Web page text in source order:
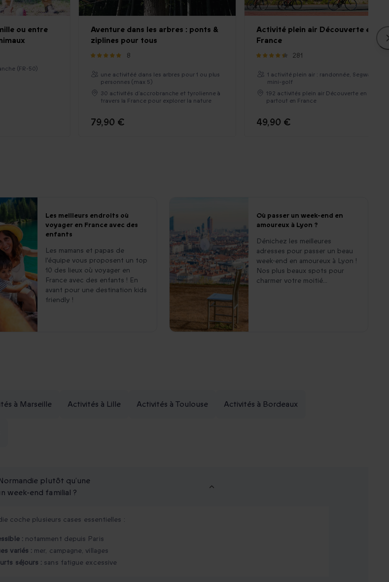
ou entre
(FR-50)
Aventure dans les arbres : ponts &
ziplines pour tous
8
une activitéé dans les arbres pour 1 ou plus
personnes (max 5)
30 activités d’accrobranche et tyrolienne à
travers la France pour explorer la nature
79,90 €
Activité plein air Découverte en
France
281
1 activité plein air : randonnée, Segway,
mini-golf
192 activités plein air Découverte en famille
partout en France
49,90 €
Les meilleurs endroits où
voyager en France avec des
enfants
Les mamans et papas de
l'équipe vous proposent un top
10 des lieux où voyager en
France avec des enfants ! En
avant pour une destination kids
friendly !
Où passer un week-end en
amoureux à Lyon ?
Dénichez les meilleures
adresses pour passer un beau
week-end en amoureux à Lyon !
Nos plus beaux spots pour
charmer votre moitié...
à Marseille Activités à Lille Activités à Toulouse Activités à Bordeaux
plutôt qu’une
week-end familial ?
coche plusieurs cases essentielles :
:notamment depuis Paris
variés : mer, campagne, villages
séjours : sans fatigue excessive